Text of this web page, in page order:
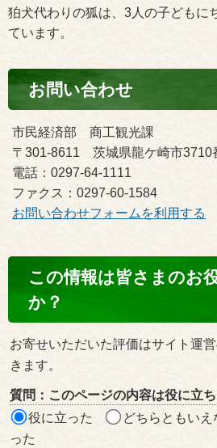
狛犬代わりの狐は、3人の子どもに
ています。
お問い合わせ
市民経済部 商工観光課
〒301-8611 茨城県龍ケ崎市3710
電話：0297-64-1111
ファクス：0297-60-1584
お問い合わせフォームを利用する
ン
ン
ツ
評
価
この情報は皆さまのお
か？
お寄せいただいた評価はサイト運
きます。
質問：このページの内容は役に立
役に立った
どちらともいえ
った